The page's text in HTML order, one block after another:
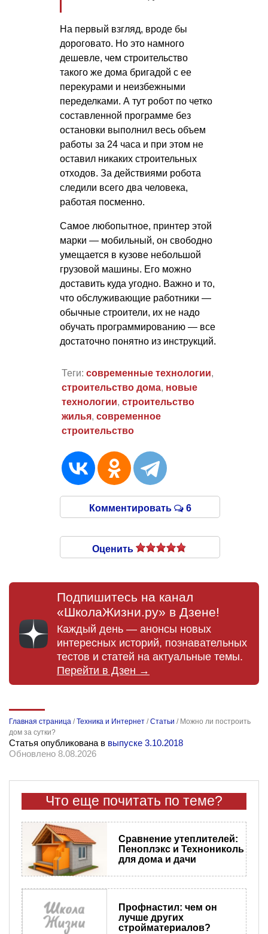
На первый взгляд, вроде бы
дороговато. Но это намного
дешевле, чем строительство
такого же дома бригадой с ее
перекурами и неизбежными
переделками. А тут робот по четко
составленной программе без
остановки выполнил весь объем
работы за 24 часа и при этом не
оставил никаких строительных
отходов. За действиями робота
следили всего два человека,
работая посменно.
Самое любопытное, принтер этой
марки — мобильный, он свободно
умещается в кузове небольшой
грузовой машины. Его можно
доставить куда угодно. Важно и то,
что обслуживающие работники —
обычные строители, их не надо
обучать программированию — все
достаточно понятно из инструкций.
Теги: современные технологии,
строительство дома, новые
технологии, строительство
жилья, современное
строительство
Комментировать 6
Оценить
Подпишитесь на канал
«ШколаЖизни.ру» в Дзене!
Каждый день — анонсы новых
интересных историй, познавательных
тестов и статей на актуальные темы.
Перейти в Дзен →
Главная страница /Техника и Интернет /Статьи / Можно ли построить
дом за сутки?
Статья опубликована в выпуске 3.10.2018
Обновлено 8.08.2026
Что еще почитать по теме?
Сравнение утеплителей:
Пеноплэкс и Технониколь
для дома и дачи
Профнастил: чем он
лучше других
стройматериалов?